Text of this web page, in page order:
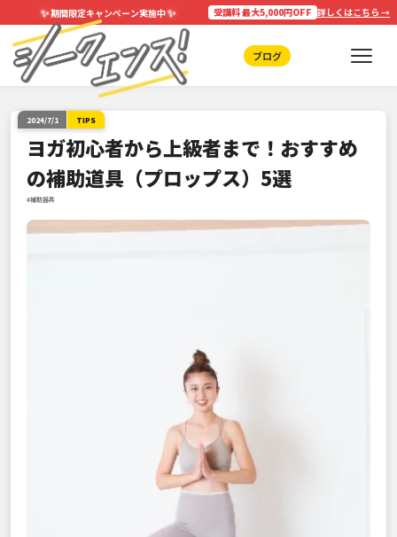
✨期間限定キャンペーン実施中✨ 受講料 最大5,000円OFF 詳しくはこちら →
ブログ
2024/7/1 TIPS
ヨガ初心者から上級者まで！おすすめ
の補助道具（プロップス）5選
#補助器具